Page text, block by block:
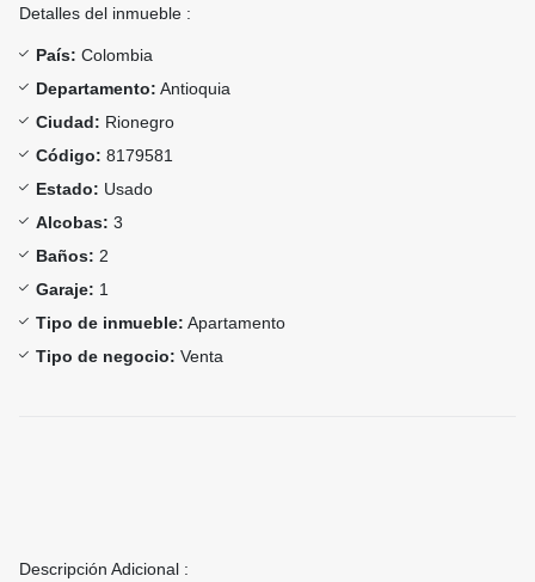
Detalles del inmueble :
País: Colombia
Departamento: Antioquia
Ciudad: Rionegro
Código: 8179581
Estado: Usado
Alcobas: 3
Baños: 2
Garaje: 1
Tipo de inmueble: Apartamento
Tipo de negocio: Venta
Descripción Adicional :